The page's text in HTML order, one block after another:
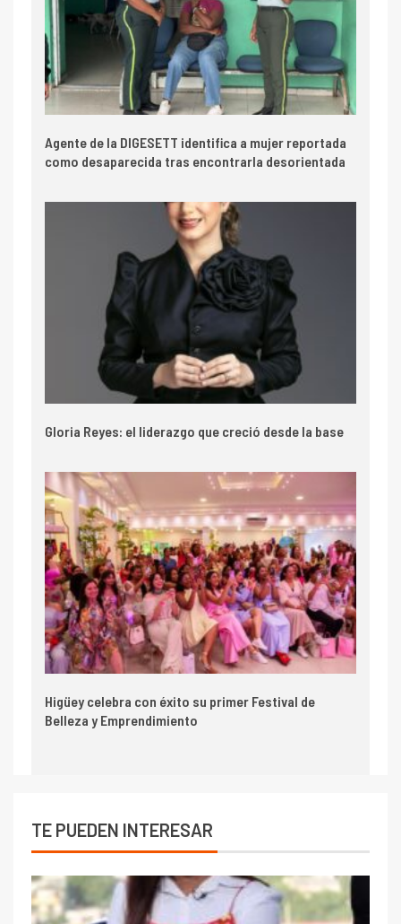
Agente de la DIGESETT identifica a mujer reportada
como desaparecida tras encontrarla desorientada
Gloria Reyes: el liderazgo que creció desde la base
Higüey celebra con éxito su primer Festival de
Belleza y Emprendimiento
TE PUEDEN INTERESAR